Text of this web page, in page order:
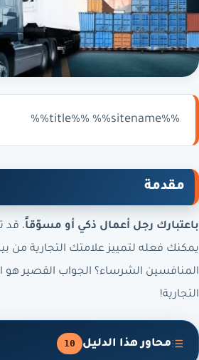
%%title%% %%sitename%%
مقدمة
باعتبارك رجل أعمال ذكي أو مسوّقاً، قد
يمكنك فعله لتمييز علامتك التجارية من
المنافسين الشرساء؟ الجواب القصير هو
التجارية!
محاور هذا الدليل 10